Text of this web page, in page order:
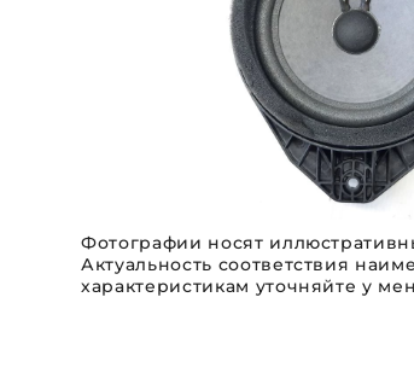
Фотографии носят
Актуальность соответствия
характеристикам уточняйте у